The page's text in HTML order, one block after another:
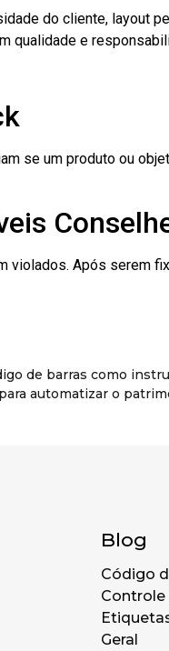
do cliente, layout
qualidade e
se um produto ou
violados. Após serem
de barras como
automatizar o
Blog
Código
Geral